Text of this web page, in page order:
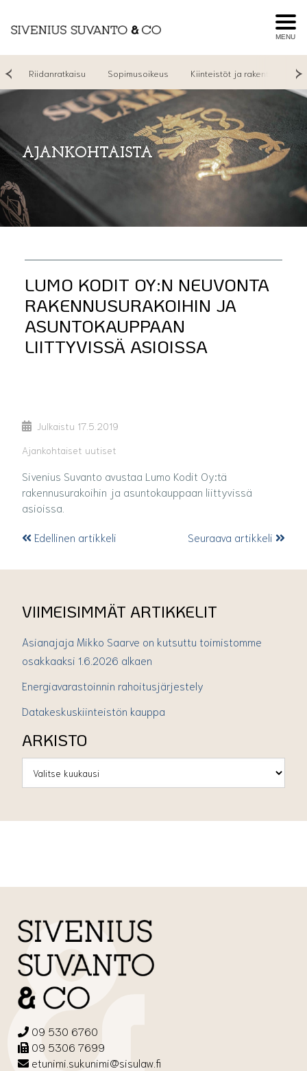
MENU
Riidanratkaisu Sopimusoikeus Kiinteistöt ja rakentaminen
AJANKOHTAISTA
LUMO KODIT OY:N NEUVONTA
RAKENNUSURAKOIHIN JA
ASUNTOKAUPPAAN
LIITTYVISSÄ ASIOISSA
Julkaistu 17.5.2019
Ajankohtaiset uutiset
Sivenius Suvanto avustaa Lumo Kodit Oy:tä
rakennusurakoihin ja asuntokauppaan liittyvissä
asioissa.
Edellinen artikkeli Seuraava artikkeli
VIIMEISIMMÄT ARTIKKELIT
Asianajaja Mikko Saarve on kutsuttu toimistomme
osakkaaksi 1.6.2026 alkaen
Energiavarastoinnin rahoitusjärjestely
Datakeskuskiinteistön kauppa
ARKISTO
09 530 6760
09 5306 7699
etunimi.sukunimi@sisulaw.fi